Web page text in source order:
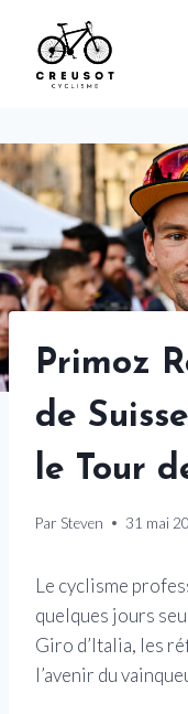
content
Primoz
de
le Tour
Par Steven 31 mai
Le cyclisme
quelques jours
Giro d’Italia, les
l’avenir du